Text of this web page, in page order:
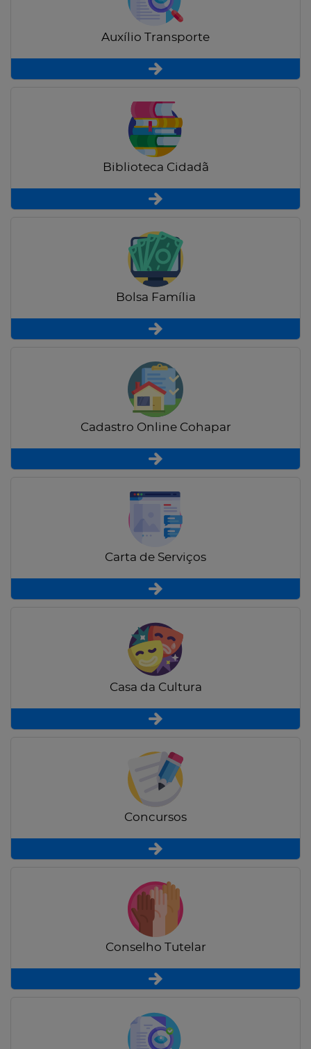
Auxílio Transporte
Biblioteca Cidadã
Bolsa Família
Cadastro Online Cohapar
Carta de Serviços
Casa da Cultura
Concursos
Conselho Tutelar